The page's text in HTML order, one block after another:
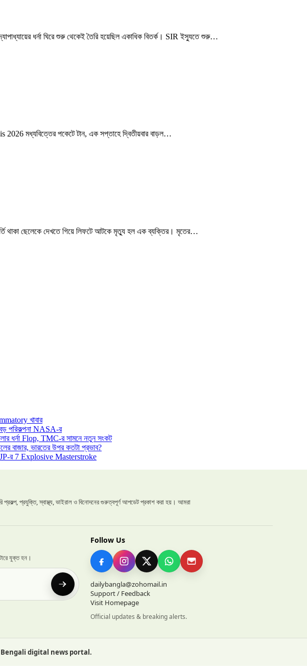
ধর্না ঘিরে শুরু থেকেই তৈরি হয়েছিল একাধিক বিতর্ক। SIR ইস্যুতে শুরু…
মধ্যবিত্তের পকেটে টান, এক সপ্তাহে দ্বিতীয়বার বাড়ল…
থাকা ছেলেকে দেখতে গিয়ে লিফটে আটকে মৃত্যু হল এক ব্যক্তির। মৃতের…
খাবার
পরিকল্পনা NASA-র
ধর্না Flop, TMC-র সামনে নতুন সংকট
বাজার, ভারতের উপর কতটা প্রভাব?
র 7 Explosive Masterstroke
প্রকল্প, প্রযুক্তি, স্বাস্থ্য, ভাইরাল ও বিনোদনের গুরুত্বপূর্ণ আপডেট প্রকাশ করা হয়। আমরা
যুক্ত হন।
Follow Us
dailybangla@zohomail.in
Support / Feedback
Visit Homepage
Official updates & breaking alerts.
digital news portal.